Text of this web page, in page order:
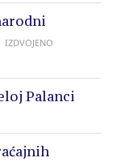
IZDVOJENO
Palanci